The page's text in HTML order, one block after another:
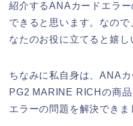
紹介するANAカードエラ
できると思います。なの
なたのお役に立てると嬉し
ちなみに私自身は、ANAカ
PG2 MARINE RICHの商
エラーの問題を解決できま